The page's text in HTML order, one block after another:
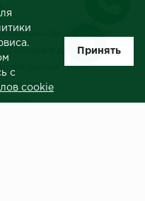
данных
данных
соглашение
с
cookie
Принять